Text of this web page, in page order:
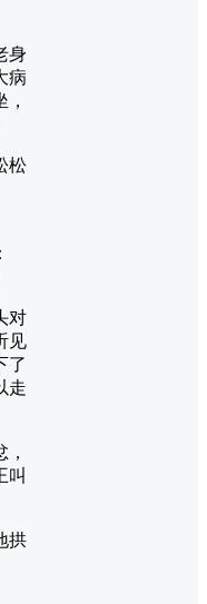
身
病
松
对
见
了
走
叫
拱